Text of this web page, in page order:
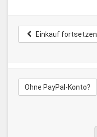
Einkauf fortsetzen
Ohne PayPal-Konto?